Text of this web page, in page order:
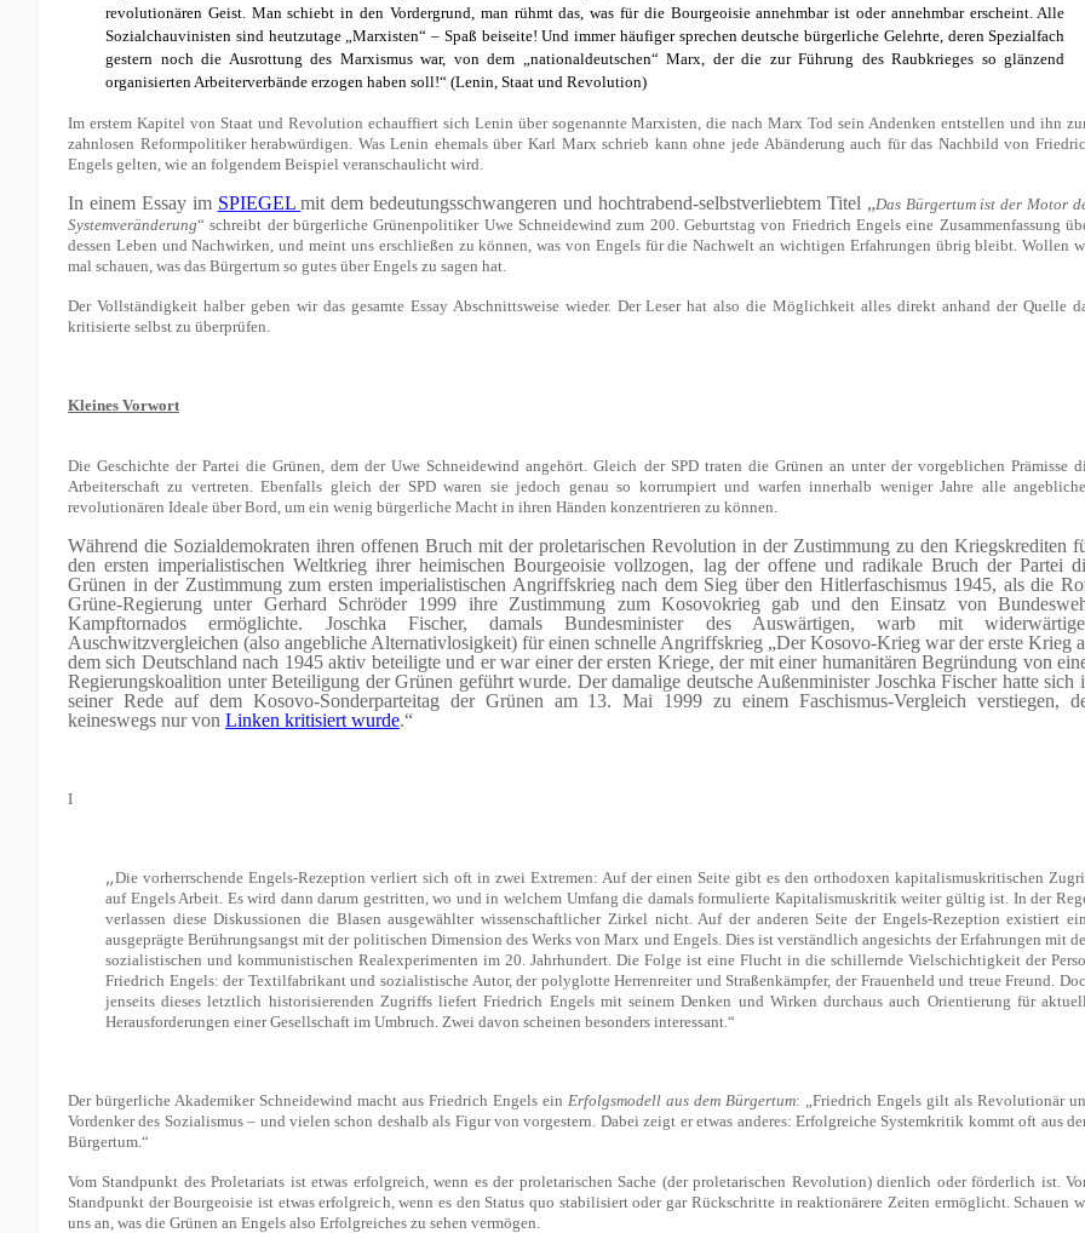
revolutionären Geist. Man schiebt in den Vordergrund, man rühmt das, was für die Bourgeoisie annehmbar ist oder annehmbar erscheint. Alle
Sozialchauvinisten sind heutzutage „Marxisten“ – Spaß beiseite! Und immer häufiger sprechen deutsche bürgerliche Gelehrte, deren Spezialfach
gestern noch die Ausrottung des Marxismus war, von dem „nationaldeutschen“ Marx, der die zur Führung des Raubkrieges so glänzend
organisierten Arbeiterverbände erzogen haben soll!“ (Lenin, Staat und Revolution)
Im erstem Kapitel von Staat und Revolution echauffiert sich Lenin über sogenannte Marxisten, die nach Marx Tod sein Andenken entstellen und ihn
zahnlosen Reformpolitiker herabwürdigen. Was Lenin ehemals über Karl Marx schrieb kann ohne jede Abänderung auch für das Nachbild von
Engels gelten, wie an folgendem Beispiel veranschaulicht wird.
In einem Essay im SPIEGELmit dem bedeutungsschwangeren und hochtrabend-selbstverliebtem Titel „Das Bürgertum ist der Motor
Systemveränderung“ schreibt der bürgerliche Grünenpolitiker Uwe Schneidewind zum 200. Geburtstag von Friedrich Engels eine Zusammenfassung
dessen Leben und Nachwirken, und meint uns erschließen zu können, was von Engels für die Nachwelt an wichtigen Erfahrungen übrig bleibt. Wollen
mal schauen, was das Bürgertum so gutes über Engels zu sagen hat.
Der Vollständigkeit halber geben wir das gesamte Essay Abschnittsweise wieder. Der Leser hat also die Möglichkeit alles direkt anhand der Quelle
kritisierte selbst zu überprüfen.
Kleines Vorwort
Die Geschichte der Partei die Grünen, dem der Uwe Schneidewind angehört. Gleich der SPD traten die Grünen an unter der vorgeblichen Prämisse
Arbeiterschaft zu vertreten. Ebenfalls gleich der SPD waren sie jedoch genau so korrumpiert und warfen innerhalb weniger Jahre alle
revolutionären Ideale über Bord, um ein wenig bürgerliche Macht in ihren Händen konzentrieren zu können.
Während die Sozialdemokraten ihren offenen Bruch mit der proletarischen Revolution in der Zustimmung zu den Kriegskrediten
den ersten imperialistischen Weltkrieg ihrer heimischen Bourgeoisie vollzogen, lag der offene und radikale Bruch der Partei
Grünen in der Zustimmung zum ersten imperialistischen Angriffskrieg nach dem Sieg über den Hitlerfaschismus 1945, als die
Grüne-Regierung unter Gerhard Schröder 1999 ihre Zustimmung zum Kosovokrieg gab und den Einsatz von
Kampftornados ermöglichte. Joschka Fischer, damals Bundesminister des Auswärtigen, warb mit
Auschwitzvergleichen (also angebliche Alternativlosigkeit) für einen schnelle Angriffskrieg „Der Kosovo-Krieg war der erste Krieg
dem sich Deutschland nach 1945 aktiv beteiligte und er war einer der ersten Kriege, der mit einer humanitären Begründung von
Regierungskoalition unter Beteiligung der Grünen geführt wurde. Der damalige deutsche Außenminister Joschka Fischer hatte sich
seiner Rede auf dem Kosovo-Sonderparteitag der Grünen am 13. Mai 1999 zu einem Faschismus-Vergleich verstiegen,
keineswegs nur von Linken kritisiert wurde.“
I
„Die vorherrschende Engels-Rezeption verliert sich oft in zwei Extremen: Auf der einen Seite gibt es den orthodoxen kapitalismuskritischen
auf Engels Arbeit. Es wird dann darum gestritten, wo und in welchem Umfang die damals formulierte Kapitalismuskritik weiter gültig ist. In der
verlassen diese Diskussionen die Blasen ausgewählter wissenschaftlicher Zirkel nicht. Auf der anderen Seite der Engels-Rezeption existiert
ausgeprägte Berührungsangst mit der politischen Dimension des Werks von Marx und Engels. Dies ist verständlich angesichts der Erfahrungen mit
sozialistischen und kommunistischen Realexperimenten im 20. Jahrhundert. Die Folge ist eine Flucht in die schillernde Vielschichtigkeit der
Friedrich Engels: der Textilfabrikant und sozialistische Autor, der polyglotte Herrenreiter und Straßenkämpfer, der Frauenheld und treue Freund.
jenseits dieses letztlich historisierenden Zugriffs liefert Friedrich Engels mit seinem Denken und Wirken durchaus auch Orientierung für
Herausforderungen einer Gesellschaft im Umbruch. Zwei davon scheinen besonders interessant.“
Der bürgerliche Akademiker Schneidewind macht aus Friedrich Engels ein Erfolgsmodell aus dem Bürgertum: „Friedrich Engels gilt als Revolutionär
Vordenker des Sozialismus – und vielen schon deshalb als Figur von vorgestern. Dabei zeigt er etwas anderes: Erfolgreiche Systemkritik kommt oft aus
Bürgertum.“
Vom Standpunkt des Proletariats ist etwas erfolgreich, wenn es der proletarischen Sache (der proletarischen Revolution) dienlich oder förderlich ist.
Standpunkt der Bourgeoisie ist etwas erfolgreich, wenn es den Status quo stabilisiert oder gar Rückschritte in reaktionärere Zeiten ermöglicht. Schauen
uns an, was die Grünen an Engels also Erfolgreiches zu sehen vermögen.